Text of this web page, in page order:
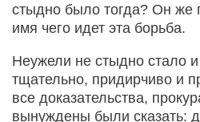
стыдно было тогда? Он же
имя чего идет эта борьба.
Неужели не стыдно стало и
тщательно, придирчиво и
все доказательства,
вынуждены были сказать: